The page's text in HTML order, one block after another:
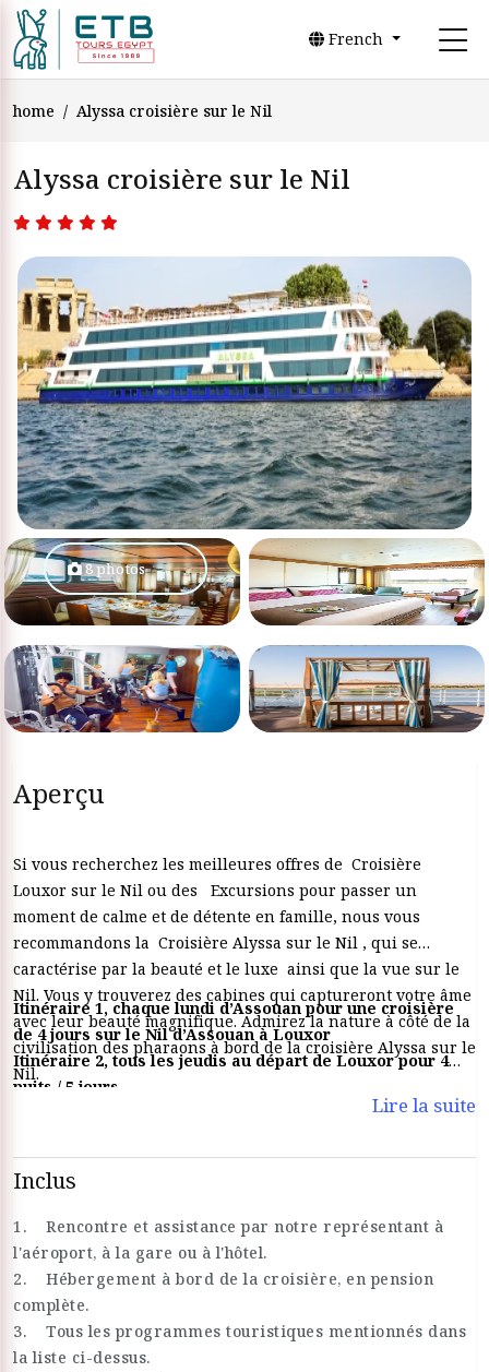
French
home Alyssa croisière sur le Nil
Alyssa croisière sur le Nil
8 photos
Aperçu
Si vous recherchez les meilleures offres de Croisière
Louxor sur le Nil ou des Excursions pour passer un
moment de calme et de détente en famille, nous vous
recommandons la Croisière Alyssa sur le Nil , qui se
caractérise par la beauté et le luxe ainsi que la vue sur le
Nil. Vous y trouverez des cabines qui captureront votre âme
avec leur beauté magnifique. Admirez la nature à côté de la
civilisation des pharaons à bord de la croisière Alyssa sur le
Nil.
Itinéraire 1, chaque lundi d’Assouan pour une croisière
de 4 jours sur le Nil d’Assouan à Louxor
Itinéraire 2, tous les jeudis au départ de Louxor pour 4
nuits / 5 jours
Lire la suite
Inclus
1. Rencontre et assistance par notre représentant à
l'aéroport, à la gare ou à l'hôtel.
2. Hébergement à bord de la croisière, en pension
complète.
3. Tous les programmes touristiques mentionnés dans
la liste ci-dessus.